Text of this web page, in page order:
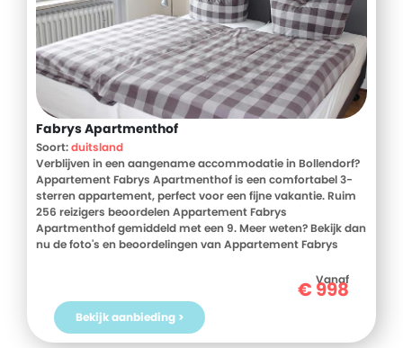
Fabrys Apartmenthof
Soort:duitsland
Verblijven in een aangename accommodatie in Bollendorf?
Appartement Fabrys Apartmenthof is een comfortabel 3-
sterren appartement, perfect voor een fijne vakantie. Ruim
256 reizigers beoordelen Appartement Fabrys
Apartmenthof gemiddeld met een 9. Meer weten? Bekijk dan
nu de foto's en beoordelingen van Appartement Fabrys
heerlijke vakantie in Duitsland? Boek jouw vakantie naar
Appartement Fabrys Apartmenthof vandaag nog!
Vanaf
€998
Bekijk aanbieding >